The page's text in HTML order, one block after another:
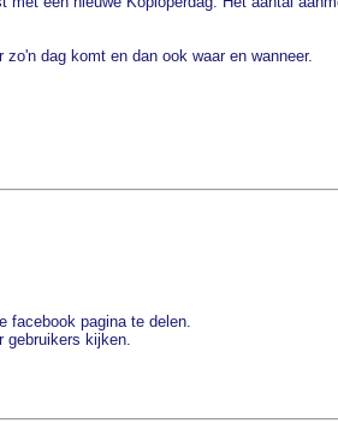
zo'n dag komt en dan ook waar en wanneer.
facebook pagina te delen.
gebruikers kijken.